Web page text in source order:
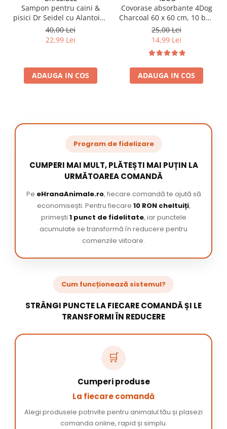
Sampon pentru caini &
pisici Dr Seidel cu Alantoina
220 ml
40,00 Lei
22,99 Lei
ADAUGA IN COS
Covorase absorbante 4Dog
Charcoal 60 x 60 cm, 10 buc
/ pachet
25,00 Lei
14,99 Lei
ADAUGA IN COS
Program de fidelizare
CUMPERI MAI MULT, PLĂTEȘTI MAI PUȚIN LA
URMĂTOAREA COMANDĂ
Pe eHranaAnimale.ro, fiecare comandă te ajută să
economisești. Pentru fiecare 10 RON cheltuiți,
primești 1 punct de fidelitate, iar punctele
acumulate se transformă în reducere pentru
comenzile viitoare.
Cum funcționează sistemul?
STRÂNGI PUNCTE LA FIECARE COMANDĂ ȘI LE
TRANSFORMI ÎN REDUCERE
🛒
Cumperi produse
La fiecare comandă
Alegi produsele potrivite pentru animalul tău și plasezi
comanda online, rapid și simplu.